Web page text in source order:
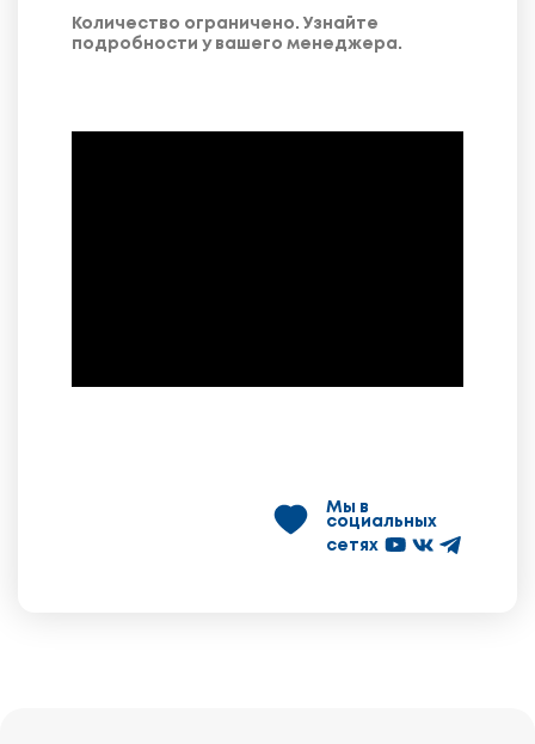
Количество ограничено. Узнайте
подробности у вашего менеджера.
Мы в
социальных
сетях